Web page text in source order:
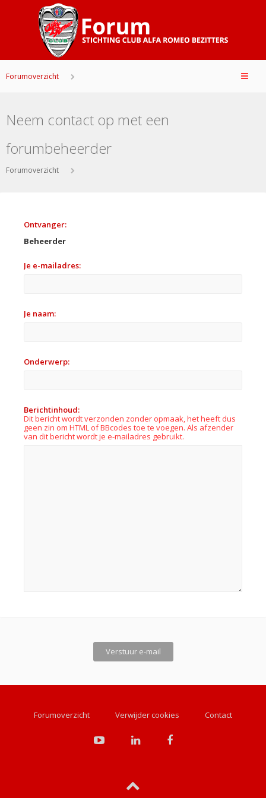
Forumoverzicht
Neem contact op met een
forumbeheerder
Forumoverzicht
Ontvanger:
Beheerder
Je e-mailadres:
Je naam:
Onderwerp:
Berichtinhoud:
Dit bericht wordt verzonden zonder opmaak, het heeft dus
geen zin om HTML of BBcodes toe te voegen. Als afzender
van dit bericht wordt je e-mailadres gebruikt.
Forumoverzicht Verwijder cookies Contact